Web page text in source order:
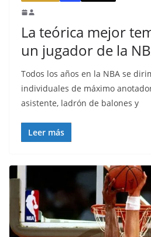
La teórica mejor
un jugador de la
Todos los años en la NBA se
individuales de máximo
asistente, ladrón de balones y
Leer más